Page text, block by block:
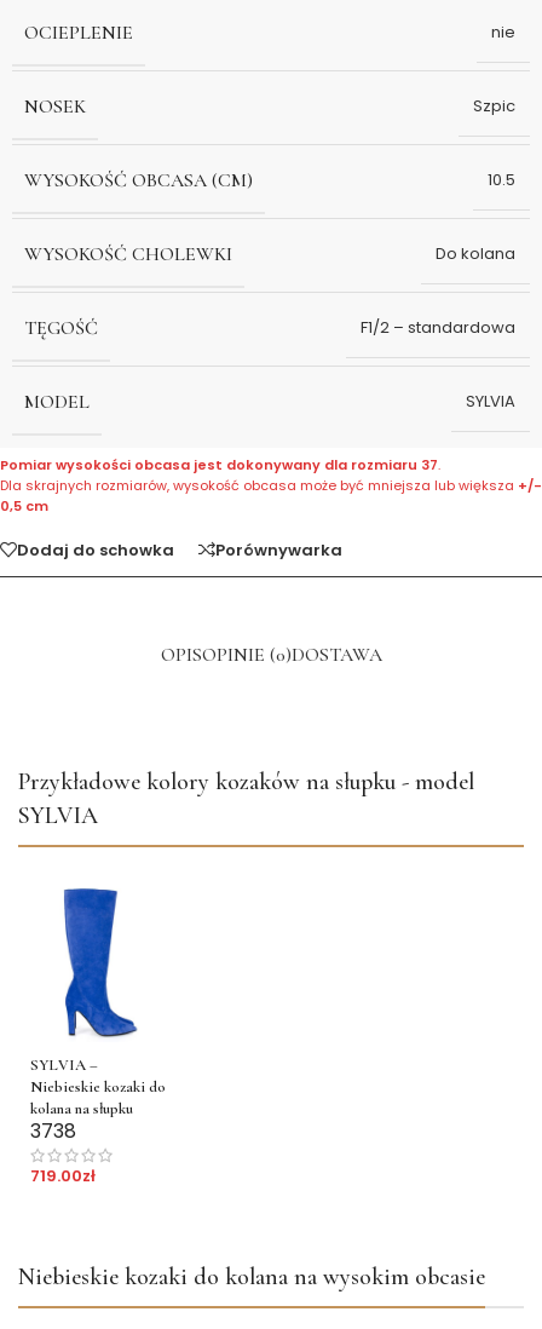
OCIEPLENIE nie
NOSEK Szpic
WYSOKOŚĆ OBCASA (CM) 10.5
WYSOKOŚĆ CHOLEWKI Do kolana
TĘGOŚĆ F1/2 – standardowa
MODEL SYLVIA
Pomiar wysokości obcasa jest dokonywany dla rozmiaru 37.
Dla skrajnych rozmiarów, wysokość obcasa może być mniejsza lub większa +/-
0,5 cm
Dodaj do schowka Porównywarka
OPISOPINIE (0)DOSTAWA
Przykładowe kolory kozaków na słupku - model
SYLVIA
SYLVIA –
Niebieskie kozaki do
kolana na słupku
3738
719.00zł
Niebieskie kozaki do kolana na wysokim obcasie